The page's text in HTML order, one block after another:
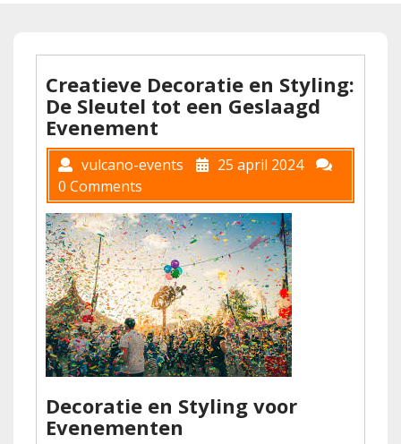
Creatieve Decoratie en Styling:
De Sleutel tot een Geslaagd
Evenement
vulcano-events
25 april 2024
0 Comments
Decoratie en Styling voor
Evenementen